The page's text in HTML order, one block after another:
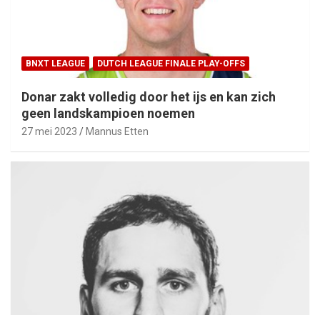
BNXT LEAGUE DUTCH LEAGUE FINALE PLAY-OFFS
Donar zakt volledig door het ijs en kan zich
geen landskampioen noemen
27 mei 2023 Mannus Etten